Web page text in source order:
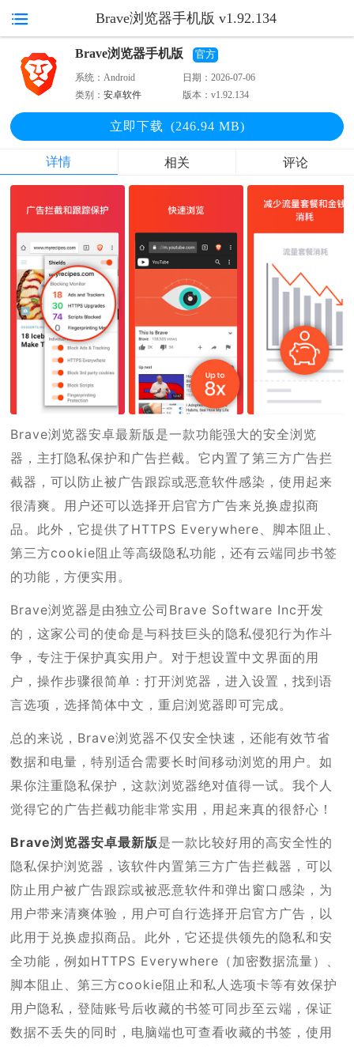
Brave浏览器手机版 v1.92.134
Brave浏览器手机版 官方
系统：Android 日期：2026-07-06
类别：安卓软件 版本：v1.92.134
立即下载 (246.94 MB)
详情 相关 评论
Brave浏览器安卓最新版是一款功能强大的安全浏览
器，主打隐私保护和广告拦截。它内置了第三方广告拦
截器，可以防止被广告跟踪或恶意软件感染，使用起来
很清爽。用户还可以选择开启官方广告来兑换虚拟商
品。此外，它提供了HTTPS Everywhere、脚本阻止、
第三方cookie阻止等高级隐私功能，还有云端同步书签
的功能，方便实用。
Brave浏览器是由独立公司Brave Software Inc开发
的，这家公司的使命是与科技巨头的隐私侵犯行为作斗
争，专注于保护真实用户。对于想设置中文界面的用
户，操作步骤很简单：打开浏览器，进入设置，找到语
言选项，选择简体中文，重启浏览器即可完成。
总的来说，Brave浏览器不仅安全快速，还能有效节省
数据和电量，特别适合需要长时间移动浏览的用户。如
果你注重隐私保护，这款浏览器绝对值得一试。我个人
觉得它的广告拦截功能非常实用，用起来真的很舒心！
Brave浏览器安卓最新版是一款比较好用的高安全性的
隐私保护浏览器，该软件内置第三方广告拦截器，可以
防止用户被广告跟踪或被恶意软件和弹出窗口感染，为
用户带来清爽体验，用户可自行选择开启官方广告，以
此用于兑换虚拟商品。此外，它还提供领先的隐私和安
全功能，例如HTTPS Everywhere（加密数据流量）、
脚本阻止、第三方cookie阻止和私人选项卡等有效保护
用户隐私，登陆账号后收藏的书签可同步至云端，保证
数据不丢失的同时，电脑端也可查看收藏的书签，使用